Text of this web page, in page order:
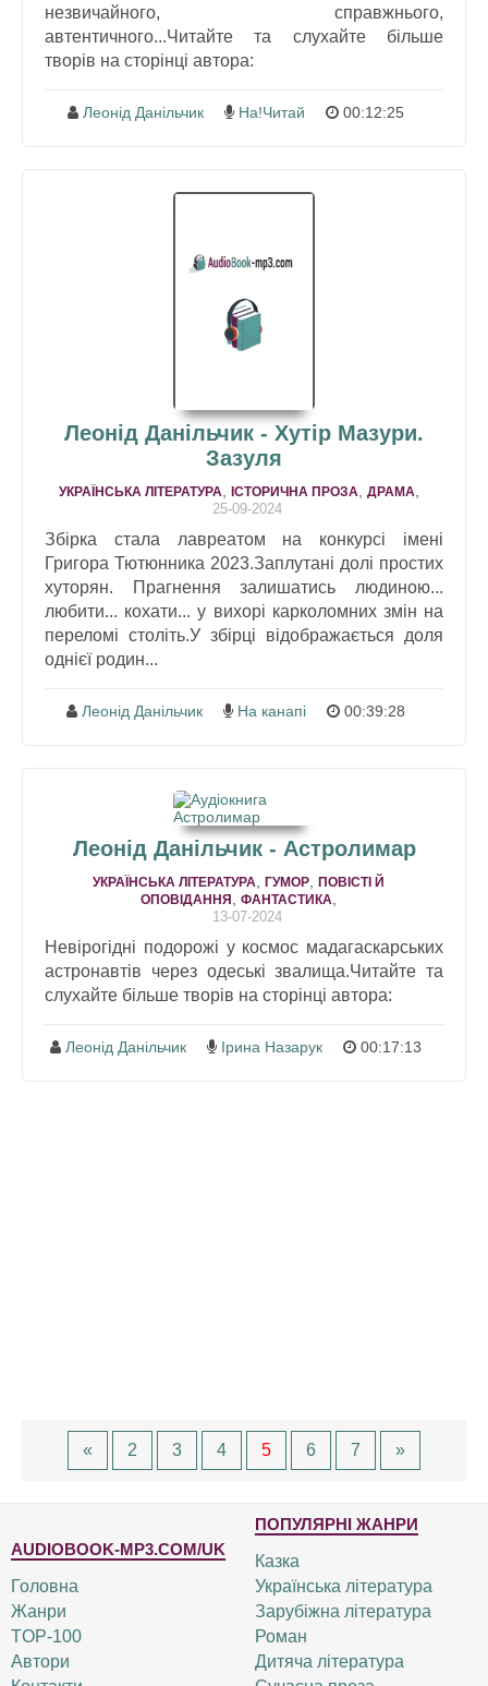
незвичайного, справжнього,
автентичного...Читайте та слухайте більше
творів на сторінці автора:
Леонід Данільчик На!Читай 00:12:25
Леонід Данільчик - Хутір Мазури.
Зазуля
УКРАЇНСЬКА ЛІТЕРАТУРА, ІСТОРИЧНА ПРОЗА, ДРАМA,
25-09-2024
Збірка стала лавреатом на конкурсі імені
Григора Тютюнника 2023.Заплутані долі простих
хуторян. Прагнення залишатись людиною...
любити... кохати... у вихорі карколомних змін на
переломі століть.У збірці відображається доля
однієї родин...
Леонід Данільчик На канапі 00:39:28
Леонід Данільчик - Астролимар
УКРАЇНСЬКА ЛІТЕРАТУРА, ГУМОР, ПОВІСТІ Й
ОПОВІДАННЯ , ФАНТАСТИКА,
13-07-2024
Невірогідні подорожі у космос мадагаскарських
астронавтів через одеські звалища.Читайте та
слухайте більше творів на сторінці автора:
Леонід Данільчик Ірина Назарук 00:17:13
« 2 3 4 5 6 7 »
AUDIOBOOK-MP3.COM/UK
Головна
Жанри
TOP-100
Автори
ПОПУЛЯРНІ ЖАНРИ
Казка
Українська література
Зарубіжна література
Роман
Дитяча література